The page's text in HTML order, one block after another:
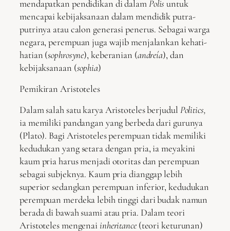
mendapatkan pendidikan di dalamPolisuntuk
mencapai kebijaksanaan dalam mendidik putra-
putrinya atau calon generasi penerus. Sebagai warga
negara, perempuan juga wajib menjalankan kehati-
hatian (sophrosyne), keberanian (andreía), dan
kebijaksanaan (sophia)
Pemikiran Aristoteles
Dalam salah satu karya Aristoteles berjudul Politics,
ia memiliki pandangan yang berbeda dari gurunya
(Plato). Bagi Aristoteles perempuan tidak memiliki
kedudukan yang setara dengan pria, ia meyakini
kaum pria harus menjadi otoritas dan perempuan
sebagai subjeknya. Kaum pria dianggap lebih
superior sedangkan perempuan inferior, kedudukan
perempuan merdeka lebih tinggi dari budak namun
berada di bawah suami atau pria. Dalam teori
Aristoteles mengenai inheritance (teori keturunan)